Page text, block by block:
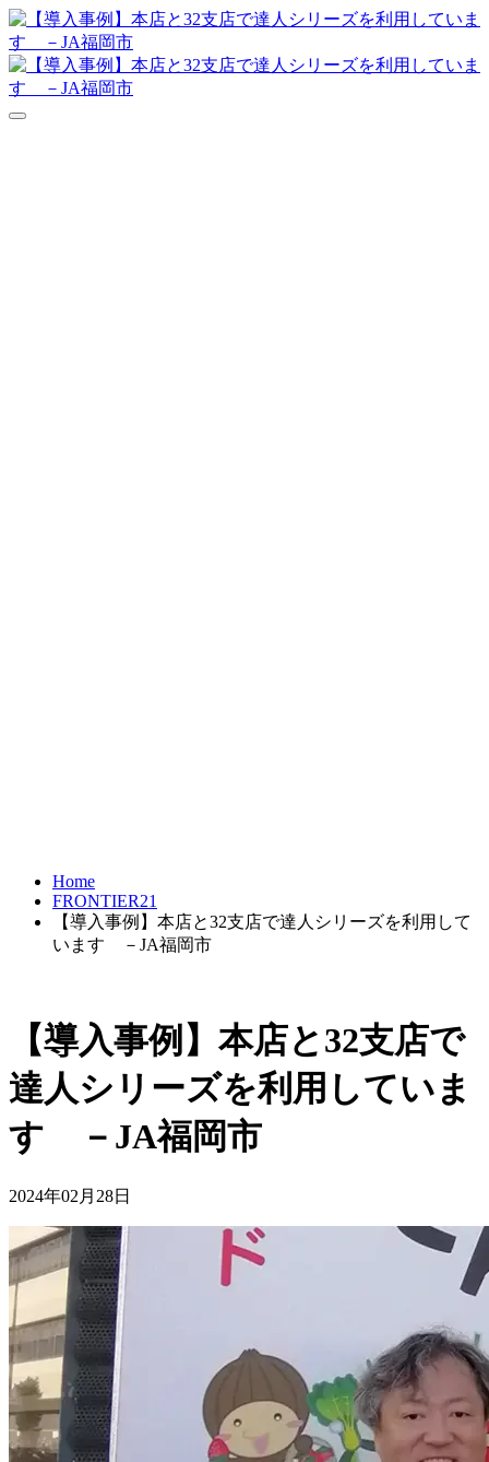
Home
FRONTIER21
【導入事例】本店と32支店で達人シリーズを利用して
います －JA福岡市
【導入事例】本店と32支店で
達人シリーズを利用していま
す －JA福岡市
2024年02月28日